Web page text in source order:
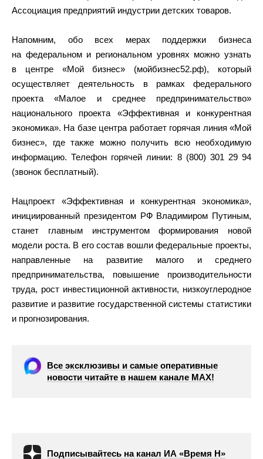
Ассоциация предприятий индустрии детских товаров.
Напомним, обо всех мерах поддержки бизнеса
на федеральном и региональном уровнях можно узнать
в центре «Мой бизнес» (мойбизнес52.рф), который
осуществляет деятельность в рамках федерального
проекта «Малое и среднее предпринимательство»
национального проекта «Эффективная и конкурентная
экономика». На базе центра работает горячая линия «Мой
бизнес», где также можно получить всю необходимую
информацию. Телефон горячей линии: 8 (800) 301 29 94
(звонок бесплатный).
Нацпроект «Эффективная и конкурентная экономика»,
инициированный президентом РФ Владимиром Путиным,
станет главным инструментом формирования новой
модели роста. В его состав вошли федеральные проекты,
направленные на развитие малого и среднего
предпринимательства, повышение производительности
труда, рост инвестиционной активности, низкоуглеродное
развитие и развитие государственной системы статистики
и прогнозирования.
Все эксклюзивы и самые оперативные
новости читайте в нашем канале МАХ!
Подписывайтесь на канал ИА «Время Н»